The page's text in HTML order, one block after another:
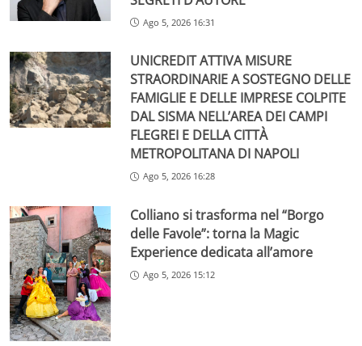
Ago 5, 2026 16:31
UNICREDIT ATTIVA MISURE
STRAORDINARIE A SOSTEGNO DELLE
FAMIGLIE E DELLE IMPRESE COLPITE
DAL SISMA NELL’AREA DEI CAMPI
FLEGREI E DELLA CITTÀ
METROPOLITANA DI NAPOLI
Ago 5, 2026 16:28
Colliano si trasforma nel “Borgo
delle Favole”: torna la Magic
Experience dedicata all’amore
Ago 5, 2026 15:12